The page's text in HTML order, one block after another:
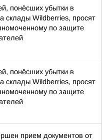
понёсших убытки в
склады Wildberries, просят
по защите
понёсших убытки в
склады Wildberries, просят
по защите
прием документов от